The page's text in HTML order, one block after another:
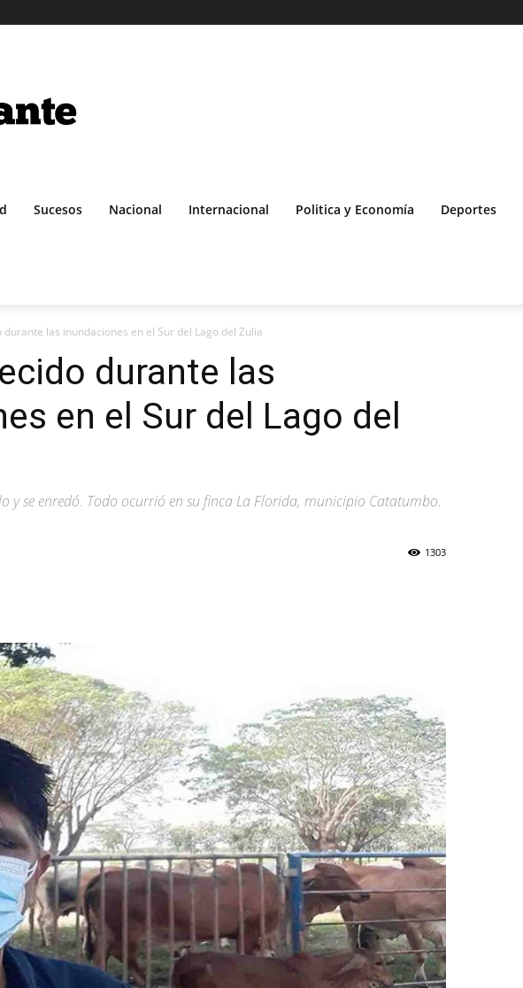
Sucesos Nacional Internacional Politica y Economía Deportes
las inundaciones en el Sur del Lago del Zulia
durante las
en el Sur del Lago del
y se enredó. Todo ocurrió en su finca La Florida, municipio Catatumbo.
1303